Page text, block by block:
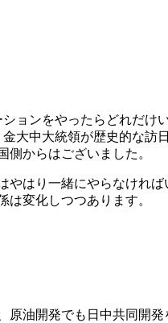
ョンをやったらどれだ
大中大統領が歴史的な
からはございました。
やはり一緒にやらなけれ
変化しつつあります。
原油開発でも日中共同開